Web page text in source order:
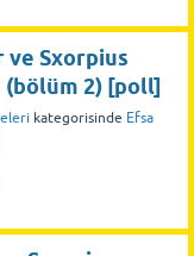
Sxorpius
2) [poll]
kategorisinde Efsa